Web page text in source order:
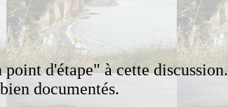
d'étape" à cette
documentés.